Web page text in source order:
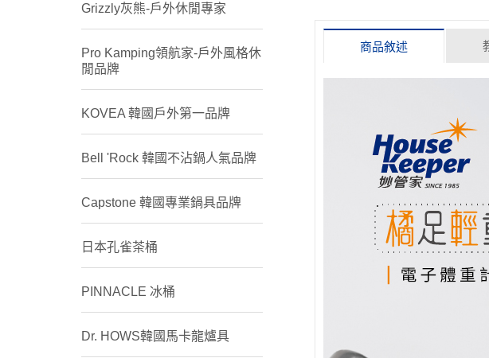
Grizzly灰熊-戶外休閒專家
Pro Kamping領航家-戶外風格休
閒品牌
KOVEA 韓國戶外第一品牌
Bell 'Rock 韓國不沾鍋人氣品牌
Capstone 韓國專業鍋具品牌
日本孔雀茶桶
PINNACLE 冰桶
Dr. HOWS韓國馬卡龍爐具
商品敘述